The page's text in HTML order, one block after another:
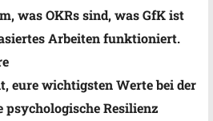
was OKRs sind, was GfK ist
Arbeiten funktioniert.
eure wichtigsten Werte bei der
psychologische Resilienz